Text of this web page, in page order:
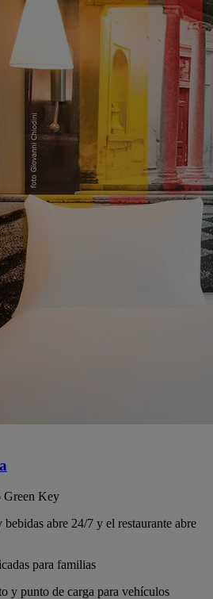
Green Key
abre 24/7 y el restaurante abre
para familias
y punto de carga para vehículos